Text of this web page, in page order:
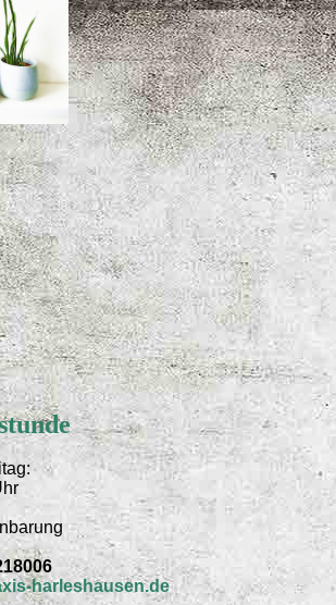
harleshausen.de